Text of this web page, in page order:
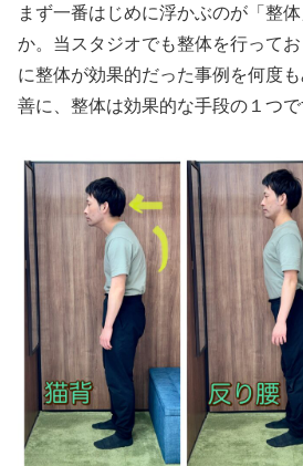
まず一番はじめに浮かぶのが「整
か。当スタジオでも整体を行って
に整体が効果的だった事例を何度
善に、整体は効果的な手段の１つで